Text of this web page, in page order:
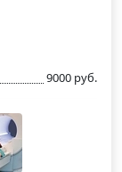
9000 руб.